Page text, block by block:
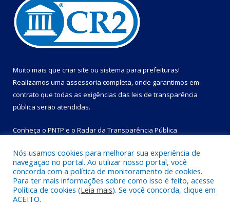
Muito mais que criar site ou sistema para prefeituras!
Realizamos uma assessoria completa, onde garantimos em
contrato que todas as exigências das leis de transparência
pública serão atendidas.
Conheça o PNTP e o Radar da Transparência Pública
Todos os direitos reservados a Prefeitura Municipal de Bom
Jesus do Tocantins.
Nós usamos cookies para melhorar sua experiência de
navegação no portal. Ao utilizar nosso portal, você
concorda com a política de monitoramento de cookies.
Para ter mais informações sobre como isso é feito, acesse
Política de cookies (Leia mais). Se você concorda, clique em
ACEITO.